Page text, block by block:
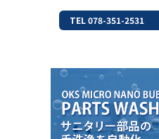
TEL 078-351-2531